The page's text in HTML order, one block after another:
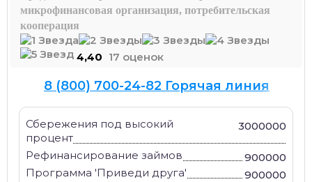
микрофинансовая организация, потребительская
кооперация
4,40 17 оценок
8 (800) 700-24-82 Горячая линия
Сбережения под высокий
процент
3000000
Рефинансирование займов
900000
Программа 'Приведи друга'
900000